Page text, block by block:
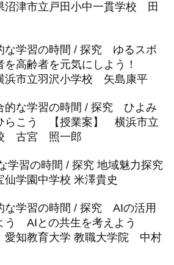
津市立戸田小中一貫学校 田
学習の時間 / 探究 ゆるスポ
を高齢者を元気にしよう！
浜市立羽沢小学校 矢島康平
な学習の時間 / 探究 ひよみ
らこう 【授業案】 横浜市立
古宮 照一郎
学習の時間 / 探究 地域魅力探究
仙学園中学校 米澤貴史
学習の時間 / 探究 AIの活用
う AIとの共生を考えよう
愛知教育大学 教職大学院 中村